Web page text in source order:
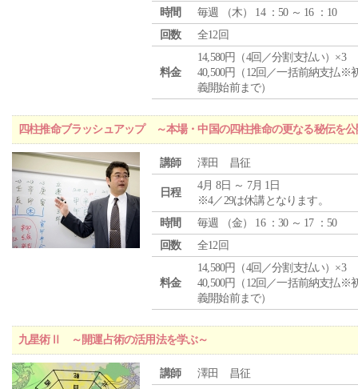
時間
毎週 （木） 14 ：50 ～ 16 ：10
回数
全12回
料金
14,580円（4回／分割支払い）×3
40,500円（12回／一括前納支払※
義開始前まで）
四柱推命ブラッシュアップ ～本場・中国の四柱推命の更なる秘伝を
講師 澤田 昌征
日程
4月 8日 ～ 7月 1日
※4／29は休講となります。
時間
毎週 （金） 16 ：30 ～ 17 ：50
回数
全12回
料金
14,580円（4回／分割支払い）×3
40,500円（12回／一括前納支払※
義開始前まで）
九星術Ⅱ ～開運占術の活用法を学ぶ～
講師 澤田 昌征